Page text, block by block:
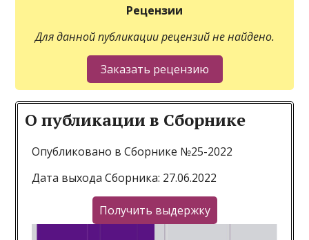
Рецензии
Для данной публикации рецензий не найдено.
О публикации в Сборнике
Опубликовано в Сборнике №25-2022
Дата выхода Сборника: 27.06.2022